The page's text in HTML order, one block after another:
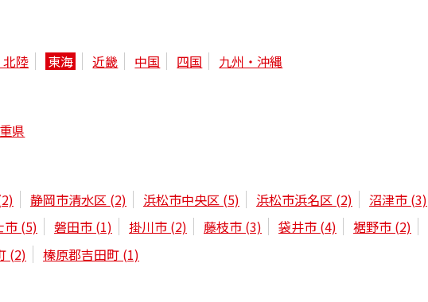
陸 東海 近畿 中国 四国 九州・沖縄
県
静岡市清水区 (2) 浜松市中央区 (5) 浜松市浜名区 (2) 沼津市 (3)
市 (5) 磐田市 (1) 掛川市 (2) 藤枝市 (3) 袋井市 (4) 裾野市 (2)
(2) 榛原郡吉田町 (1)